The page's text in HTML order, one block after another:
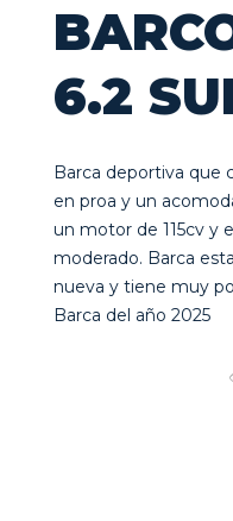
6.2
Barca deportiva que
en proa y un
un motor de 115cv y
moderado. Barca
nueva y tiene muy
Barca del año 2025